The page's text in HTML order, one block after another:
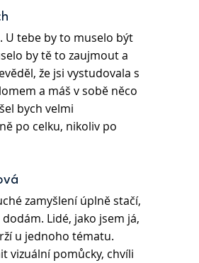
U tebe by to muselo být
by tě to zaujmout a
že jsi vystudovala s
a máš v sobě něco
bych velmi
po celku, nikoliv po
zamyšlení úplně stačí,
Lidé, jako jsem já,
u jednoho tématu.
vizuální pomůcky, chvíli